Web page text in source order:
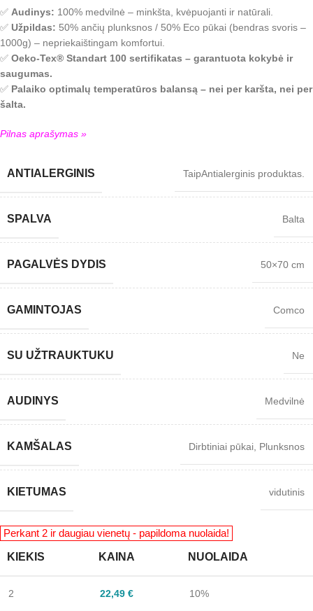
✅ Audinys: 100% medvilnė – minkšta, kvėpuojanti ir natūrali.
✅ Užpildas: 50% ančių plunksnos / 50% Eco pūkai (bendras svoris –
1000g) – nepriekaištingam komfortui.
✅ Oeko-Tex® Standart 100 sertifikatas – garantuota kokybė ir
saugumas.
✅ Palaiko optimalų temperatūros balansą – nei per karšta, nei per
šalta.
Pilnas aprašymas »
ANTIALERGINIS TaipAntialerginis produktas.
SPALVA Balta
PAGALVĖS DYDIS 50×70 cm
GAMINTOJAS Comco
SU UŽTRAUKTUKU Ne
AUDINYS Medvilnė
KAMŠALAS Dirbtiniai pūkai Plunksnos
KIETUMAS vidutinis
KIEKIS KAINA NUOLAIDA
2 22,49 € 10%